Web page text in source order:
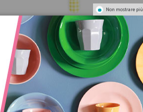
Forchetta da tavola a quadri - gialla
6,90 €
Non mostrare più